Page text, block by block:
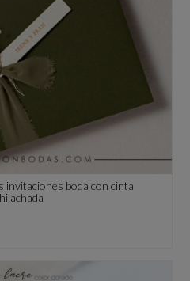
boda con cinta